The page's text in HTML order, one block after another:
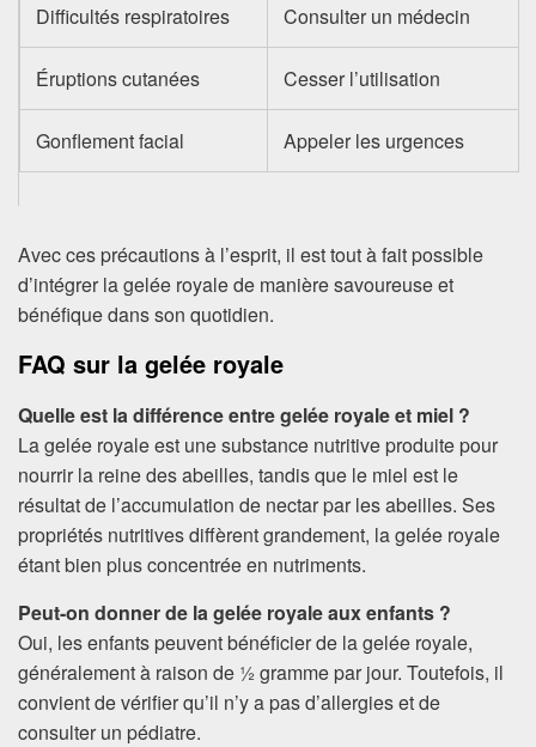
Difficultés respiratoires Consulter un médecin
Éruptions cutanées Cesser l’utilisation
Gonflement facial Appeler les urgences
Avec ces précautions à l’esprit, il est tout à fait possible
d’intégrer la gelée royale de manière savoureuse et
bénéfique dans son quotidien.
FAQ sur la gelée royale
Quelle est la différence entre gelée royale et miel ?
La gelée royale est une substance nutritive produite pour
nourrir la reine des abeilles, tandis que le miel est le
résultat de l’accumulation de nectar par les abeilles. Ses
propriétés nutritives diffèrent grandement, la gelée royale
étant bien plus concentrée en nutriments.
Peut-on donner de la gelée royale aux enfants ?
Oui, les enfants peuvent bénéficier de la gelée royale,
généralement à raison de ½ gramme par jour. Toutefois, il
convient de vérifier qu’il n’y a pas d’allergies et de
consulter un pédiatre.